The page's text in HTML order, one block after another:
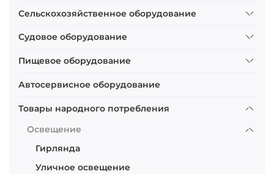
Сельскохозяйственное оборудование
Судовое оборудование
Пищевое оборудование
Автосервисное оборудование
Товары народного потребления
Освещение
Гирлянда
Уличное освещение